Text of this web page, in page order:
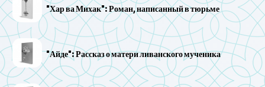
"Хар ва Михак": Роман, написанный в тюрьме
"Айде": Рассказ о матери ливанского мученика